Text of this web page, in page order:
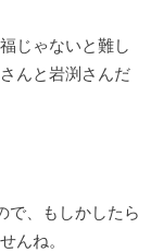
じゃないと難し
んと岩渕さんだ
で、もしかしたら
んね。